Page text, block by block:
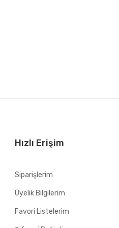
Hızlı Erişim
Siparişlerim
Üyelik Bilgilerim
Favori Listelerim